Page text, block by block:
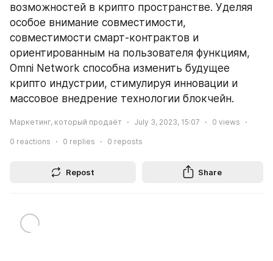
возможностей в крипто пространстве. Уделяя
особое внимание совместимости,
совместимости смарт-контрактов и
ориентированным на пользователя функциям,
Omni Network способна изменить будущее
крипто индустрии, стимулируя инновации и
массовое внедрение технологии блокчейн.
Маркетинг, который продаёт July 3, 2023, 15:07 0 views
0 reactions 0 replies 0 reposts
Repost Share